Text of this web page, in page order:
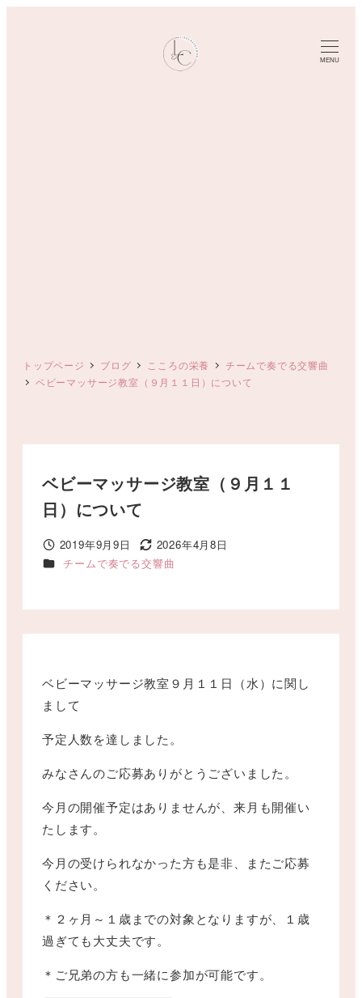
MENU
トップページ ブログ こころの栄養
チームで奏でる交響曲
ベビーマッサージ教室（９月１１日）について
ベビーマッサージ教室（９月１１
日）について
投稿日
2019年9月9日
更新日
2026年4月8日
カテゴリー
チームで奏でる交響曲
ベビーマッサージ教室９月１１日（水）に関し
まして
予定人数を達しました。
みなさんのご応募ありがとうございました。
今月の開催予定はありませんが、来月も開催い
たします。
今月の受けられなかった方も是非、またご応募
ください。
＊２ヶ月～１歳までの対象となりますが、１歳
過ぎても大丈夫です。
＊ご兄弟の方も一緒に参加が可能です。